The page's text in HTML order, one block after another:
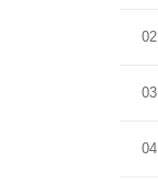
02
03
04